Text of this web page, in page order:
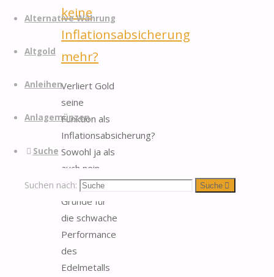
Alternative Währung
Altgold
Anleihen
Anlagemünzen
Suche
Suchen nach: Suche
keine
Inflationsabsicherung
mehr?
Verliert Gold
seine
Funktion als
Inflationsabsicherung?
Sowohl ja als
auch nein,
denn es gibt
Gründe für
die schwache
Performance
des
Edelmetalls